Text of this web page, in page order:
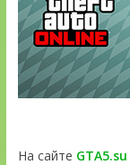
На сайте GTA5.su